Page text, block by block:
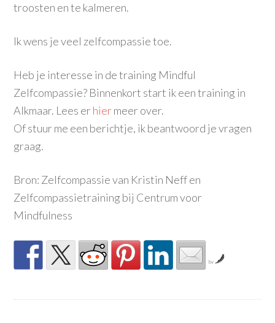
troosten en te kalmeren.
Ik wens je veel zelfcompassie toe.
Heb je interesse in de training Mindful
Zelfcompassie? Binnenkort start ik een training in
Alkmaar. Lees erhiermeer over.
Of stuur me een berichtje, ik beantwoord je vragen
graag.
Bron: Zelfcompassie van Kristin Neff en
Zelfcompassietraining bij Centrum voor
Mindfulness
by